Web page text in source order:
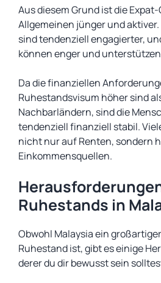
Aus diesem Grund ist die
Allgemeinen jünger und
sind tendenziell engagierter,
können enger und
Da die finanziellen
Ruhestandsvisum höher sind
Nachbarländern, sind die
tendenziell finanziell stabil.
nicht nur auf Renten, sondern
Einkommensquellen.
Ruhestands in
Obwohl Malaysia ein
Ruhestand ist, gibt es einige
derer du dir bewusst sein